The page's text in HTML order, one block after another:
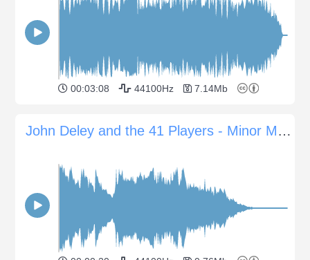
00:03:08 44100Hz 7.14Mb
John Deley and the 41 Players - Minor Mush Sting